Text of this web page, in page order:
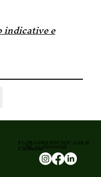
e
FLORAGRO SNC SOC AGR di
F.lli Buono
P.I. 02366760656